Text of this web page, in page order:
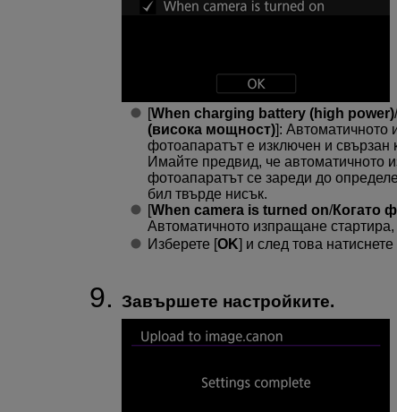
[When charging battery (high power)/
(висока мощност)]: Автоматичното
фотоапаратът е изключен и свързан
Имайте предвид, че автоматичното
фотоапаратът се зареди до
бил твърде нисък.
[When camera is turned on/Когато
Автоматичното изпращане
Изберете [OK] и след това натиснете
Завършете настройките.